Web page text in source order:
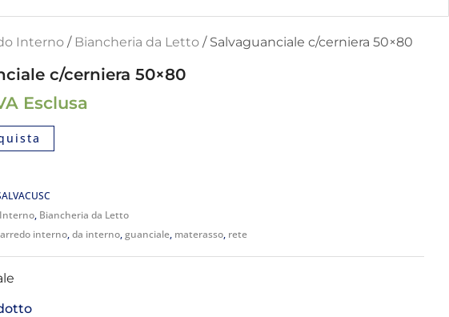
Interno / Biancheria da Letto / Salvaguanciale c/cerniera 50×80
c/cerniera 50×80
Esclusa
, Biancheria da Letto
arredo interno,da interno,guanciale, materasso, rete